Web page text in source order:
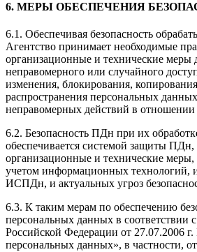
6. МЕРЫ ОБЕСПЕЧЕНИЯ
6.1. Обеспечивая безопасность
Агентство принимает необходимые
организационные и технические
неправомерного или случайного
изменения, блокирования,
распространения персональных
неправомерных действий в
6.2. Безопасность ПДн при их
обеспечивается системой защиты ПДн,
организационные и технические
учетом информационных технологий,
ИСПДн, и актуальных угроз
6.3. К таким мерам по обеспечению
персональных данных в соответствии
Российской Федерации от 27.07.2006
персональных данных», в частности,